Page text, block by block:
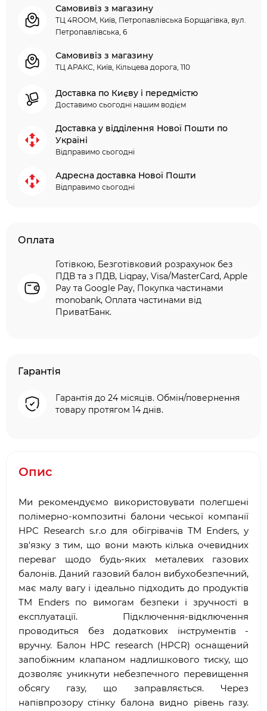
Самовивіз з магазину
ТЦ 4ROOM, Київ, Петропавлівська Борщагівка, вул.
Петропавлівська, 6
Самовивіз з магазину
ТЦ АРАКС, Київ, Кільцева дорога, 110
Доставка по Києву і передмістю
Доставимо сьогодні нашим водієм
Доставка у відділення Нової Пошти по
Україні
Відправимо сьогодні
Адресна доставка Нової Пошти
Відправимо сьогодні
Оплата
Готівкою, Безготівковий розрахунок без
ПДВ та з ПДВ, Liqpay, Visa/MasterCard, Apple
Pay та Google Pay, Покупка частинами
monobank, Оплата частинами від
ПриватБанк.
Гарантія
Гарантія до 24 місяців. Обмін/повернення
товару протягом 14 днів.
Опис
Ми рекомендуємо використовувати полегшені
полімерно-композитні балони чеської компанії
HPC Research s.r.o для обігрівачів TM Enders, у
зв'язку з тим, що вони мають кілька очевидних
переваг щодо будь-яких металевих газових
балонів. Даний газовий балон вибухобезпечний,
має малу вагу і ідеально підходить до продуктів
TM Enders по вимогам безпеки і зручності в
експлуатації. Підключення-відключення
проводиться без додаткових інструментів -
вручну. Балон HPC research (HPCR) оснащений
запобіжним клапаном надлишкового тиску, що
дозволяє уникнути небезпечного перевищення
обсягу газу, що заправляється. Через
напівпрозору стінку балона видно рівень газу.